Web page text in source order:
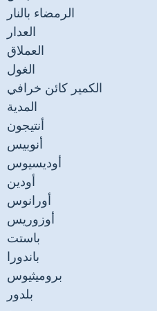
الرمضاء بالنار
العدار
العملاق
الغول
الكمير كائن خرافي
المدية
أنتيجون
أنوبيس
أوديسيوس
أودين
أورانوس
أوزوريس
باستت
باندورا
بروميثيوس
بلدور